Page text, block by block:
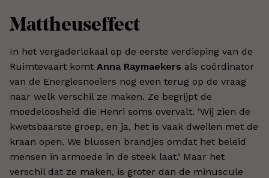
Mattheuseffect
In het vergaderlokaal op de eerste verdieping van de
Ruimtevaart komt Anna Raymaekers als coördinator
van de Energiesnoeiers nog even terug op de vraag
naar welk verschil ze maken. Ze begrijpt de
moedeloosheid die Henri soms overvalt. ‘Wij zien de
kwetsbaarste groep, en ja, het is vaak dweilen met de
kraan open. We blussen brandjes omdat het beleid
mensen in armoede in de steek laat.’ Maar het
verschil dat ze maken, is groter dan de minuscule